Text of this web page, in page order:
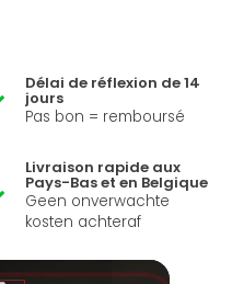
Délai de réflexion de 14
jours
Pas bon = remboursé
Livraison rapide aux
Pays-Bas et en Belgique
Geen onverwachte
kosten achteraf